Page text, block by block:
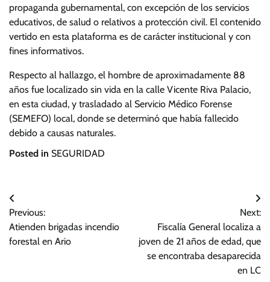
propaganda gubernamental, con excepción de los servicios
educativos, de salud o relativos a protección civil. El contenido
vertido en esta plataforma es de carácter institucional y con
fines informativos.
Respecto al hallazgo, el hombre de aproximadamente 88
años fue localizado sin vida en la calle Vicente Riva Palacio,
en esta ciudad, y trasladado al Servicio Médico Forense
(SEMEFO) local, donde se determinó que había fallecido
debido a causas naturales.
Posted in SEGURIDAD
Navegación
de
entradas
Previous:
Atienden brigadas incendio
forestal en Ario
Next:
Fiscalía General localiza a
joven de 21 años de edad, que
se encontraba desaparecida
en LC